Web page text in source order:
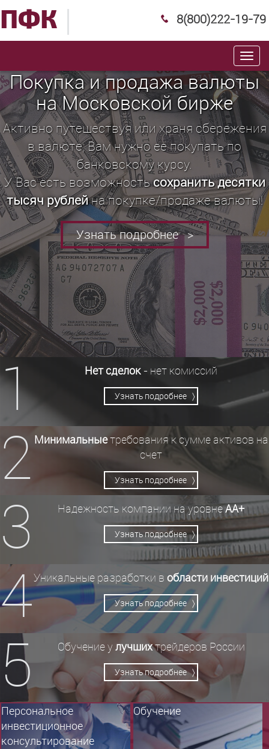
ПФК 8(800)222-19-79
Покупка и продажа валюты
на Московской бирже
Активно путешествуя или храня сбережения
в валюте, Вам нужно ее покупать по
банковскому курсу.
У Вас есть возможностьсохранить десятки
тысяч рублейна покупке/продаже валюты!
Узнать подробнее >
1 Нет сделок- нет комиссий
Узнать подробнее 〉
2 Минимальныетребования к сумме активов на
счет
Узнать подробнее 〉
3 Надежность компании на уровнеАА+
Узнать подробнее 〉
4Уникальные разработки в области инвестиций
Узнать подробнее 〉
5 Обучение у лучшихтрейдеров России
Узнать подробнее 〉
Персональное
инвестиционное
консультирование
Обучение